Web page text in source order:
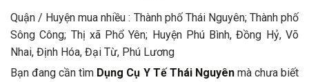
Quận / Huyện mua nhiều : Thành phố Thái Nguyên; Thành phố
Sông Công; Thị xã Phổ Yên; Huyện Phú Bình, Đồng Hỷ, Võ
Nhai, Định Hóa, Đại Từ, Phú Lương
Bạn đang cần tìm Dụng Cụ Y Tế Thái Nguyênmà chưa biết